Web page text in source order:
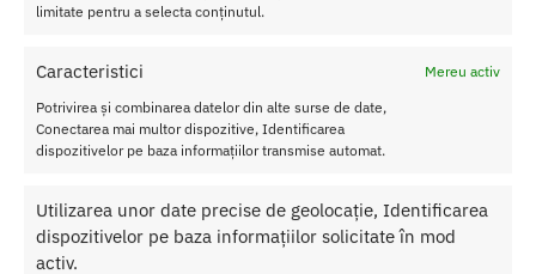
limitate pentru a selecta conținutul.
Caracteristici
Mereu activ
Potrivirea și combinarea datelor din alte surse de date,
Conectarea mai multor dispozitive, Identificarea
dispozitivelor pe baza informațiilor transmise automat.
Utilizarea unor date precise de geolocație, Identificarea
dispozitivelor pe baza informațiilor solicitate în mod
activ.
Discretie Maxima
Despre Noi
Termeni si Conditii
Protectia Consumatorului